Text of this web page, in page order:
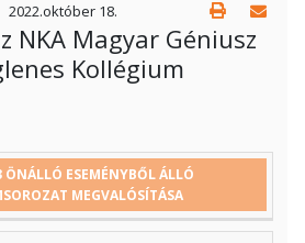
2022.október 18.
NKA Magyar Géniusz
Kollégium
PÁLYÁZAT
LEÍRÁSA
MEGÍTÉLT
ÖSSZEG
ÖNÁLLÓ ESEMÉNYBŐL ÁLLÓ
MEGVALÓSÍTÁSA